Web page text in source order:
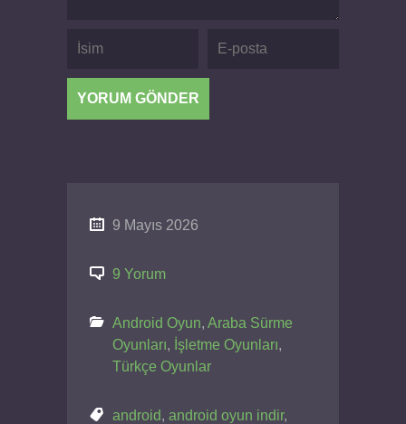
9 Mayıs 2026
9 Yorum
Android Oyun, Araba Sürme
Oyunları, İşletme Oyunları,
Türkçe Oyunlar
android, android oyun indir,